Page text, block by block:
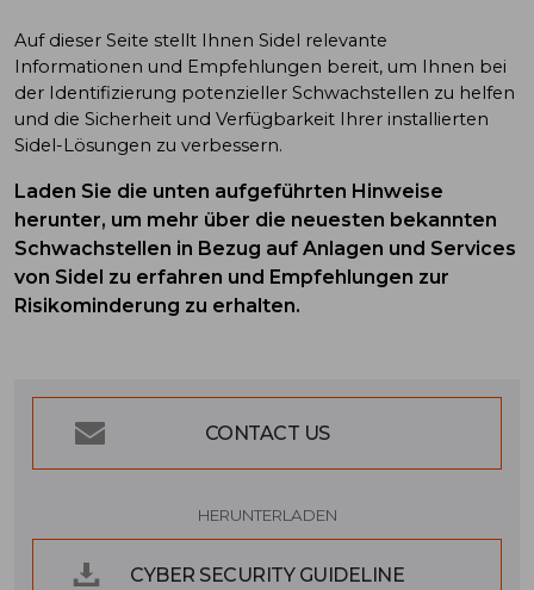
Auf dieser Seite stellt Ihnen Sidel relevante
Informationen und Empfehlungen bereit, um Ihnen bei
der Identifizierung potenzieller Schwachstellen zu helfen
und die Sicherheit und Verfügbarkeit Ihrer installierten
Sidel-Lösungen zu verbessern.
Laden Sie die unten aufgeführten Hinweise
herunter, um mehr über die neuesten bekannten
Schwachstellen in Bezug auf Anlagen und Services
von Sidel zu erfahren und Empfehlungen zur
Risikominderung zu erhalten.
CONTACT US
HERUNTERLADEN
CYBER SECURITY GUIDELINE